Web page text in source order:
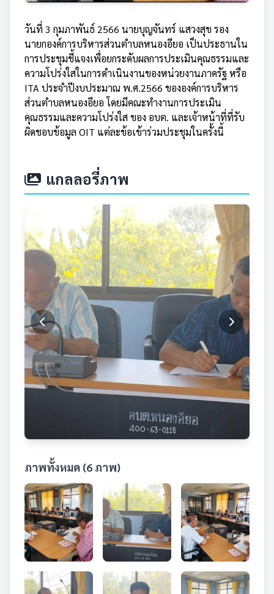
วันที่ 3 กุมภาพันธ์ 2566 นายบุญจันทร์ แสวงสุข รอง
นายกองค์การบริหารส่วนตำบลหนองอียอ เป็นประธานใน
การประชุมชี้แจงเพื่อยกระดับผลการประเมินคุณธรรมและ
ความโปร่งใสในการดำเนินงานของหน่วยงานภาครัฐ หรือ
ITA ประจำปีงบประมาณ พ.ศ.2566 ขององค์การบริหาร
ส่วนตำบลหนองอียอ โดยมีคณะทำงานการประเมิน
คุณธรรมและความโปร่งใส ของ อบต. และเจ้าหน้าที่ที่รับ
ผิดชอบข้อมูล OIT แต่ละข้อเข้าร่วมประชุมในครั้งนี้
แกลลอรี่ภาพ
ภาพทั้งหมด (6 ภาพ)